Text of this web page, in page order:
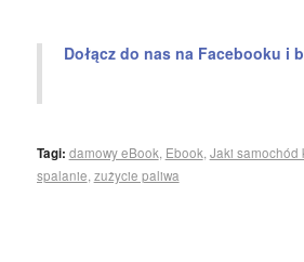
Dołącz do nas na Facebooku i
Tagi: damowy eBook Ebook Jaki samochód
spalanie zużycie paliwa